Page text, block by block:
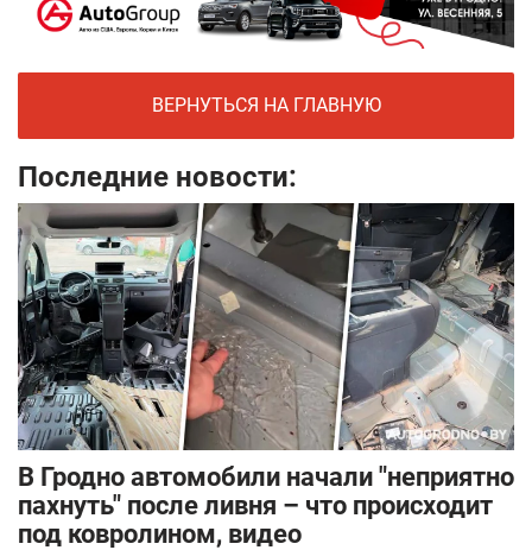
ВЕРНУТЬСЯ НА ГЛАВНУЮ
Последние новости:
В Гродно автомобили начали "неприятно
пахнуть" после ливня – что происходит
под ковролином, видео